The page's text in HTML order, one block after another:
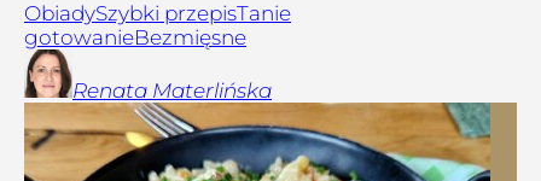
ObiadySzybki przepisTanie
gotowanieBezmięsne
Renata Materlińska